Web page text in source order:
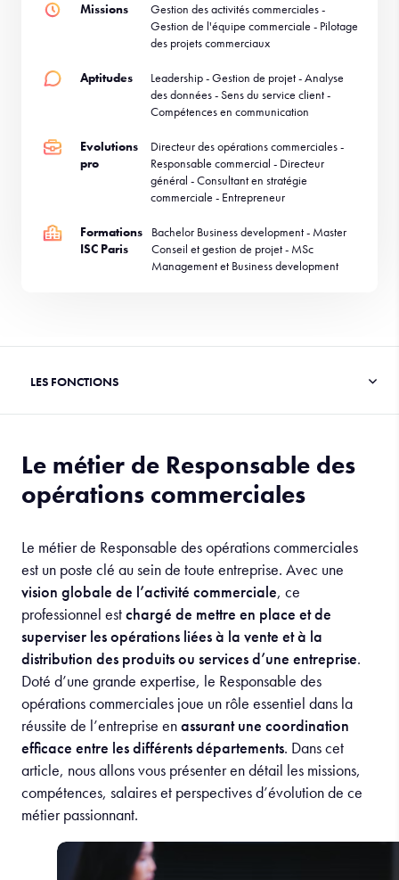
Missions
Gestion des activités commerciales -
Gestion de l'équipe commerciale - Pilotage
des projets commerciaux
Aptitudes
Leadership - Gestion de projet - Analyse
des données - Sens du service client -
Compétences en communication
Evolutions
pro
Directeur des opérations commerciales -
Responsable commercial - Directeur
général - Consultant en stratégie
commerciale - Entrepreneur
Formations
ISC Paris
Bachelor Business development - Master
Conseil et gestion de projet - MSc
Management et Business development
Le métier de Responsable des
opérations commerciales
Le métier de Responsable des opérations commerciales
est un poste clé au sein de toute entreprise. Avec une
vision globale de l’activité commerciale, ce
professionnel estchargé de mettre en place et de
superviser les opérations liées à la vente et à la
distribution des produits ou services d’une entreprise.
Doté d’une grande expertise, le Responsable des
opérations commerciales joue un rôle essentiel dans la
réussite de l’entreprise enassurant une coordination
efficace entre les différents départements. Dans cet
article, nous allons vous présenter en détail les missions,
compétences, salaires et perspectives d’évolution de ce
métier passionnant.